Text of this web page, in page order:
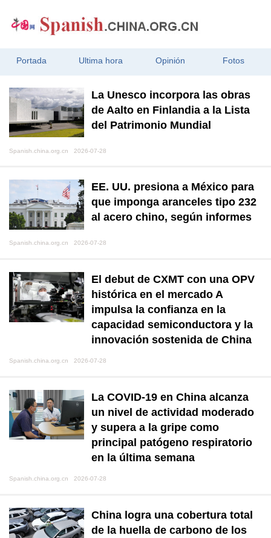
Portada Ultima hora Opinión Fotos
La Unesco incorpora las obras
de Aalto en Finlandia a la Lista
del Patrimonio Mundial
Spanish.china.org.cn 2026-07-28
EE. UU. presiona a México para
que imponga aranceles tipo 232
al acero chino, según informes
Spanish.china.org.cn 2026-07-28
El debut de CXMT con una OPV
histórica en el mercado A
impulsa la confianza en la
capacidad semiconductora y la
innovación sostenida de China
Spanish.china.org.cn 2026-07-28
La COVID-19 en China alcanza
un nivel de actividad moderado
y supera a la gripe como
principal patógeno respiratorio
en la última semana
Spanish.china.org.cn 2026-07-28
China logra una cobertura total
de la huella de carbono de los